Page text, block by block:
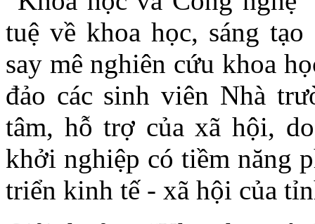
tuệ về khoa học, sáng
say mê nghiên cứu khoa
đảo các sinh viên Nhà
tâm, hỗ trợ của xã hội,
khởi nghiệp có tiềm năng
triển kinh tế - xã hội của